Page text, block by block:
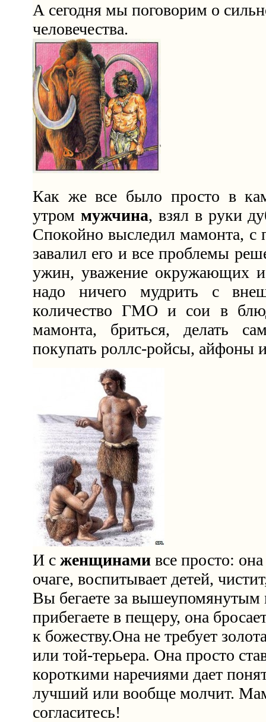
А сегодня мы поговорим о
человечества.
Как же все было просто в
утром мужчина, взял в руки
Спокойно выследил мамонта,
завалил его и все проблемы
ужин, уважение окружающих
надо ничего мудрить с
количество ГМО и сои в
мамонта, бриться, делать
покупать роллс-ройсы, айфоны
И с женщинами все просто:
очаге, воспитывает детей,
Вы бегаете за
прибегаете в пещеру, она
к божеству.Она не требует
или той-терьера. Она просто
короткими наречиями дает
лучший или вообще молчит.
согласитесь!